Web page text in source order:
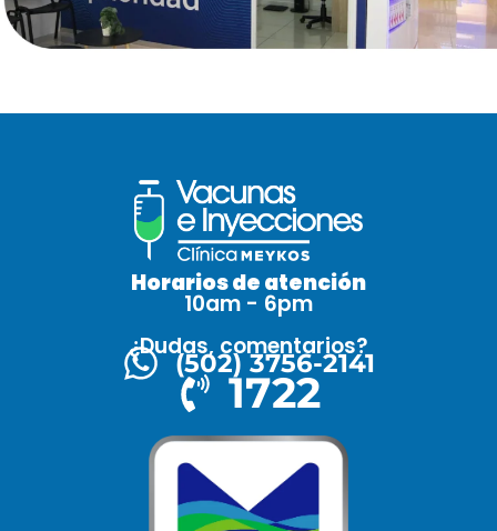
Horarios de atención
10am - 6pm
¿Dudas, comentarios?
(502) 3756-2141
1722